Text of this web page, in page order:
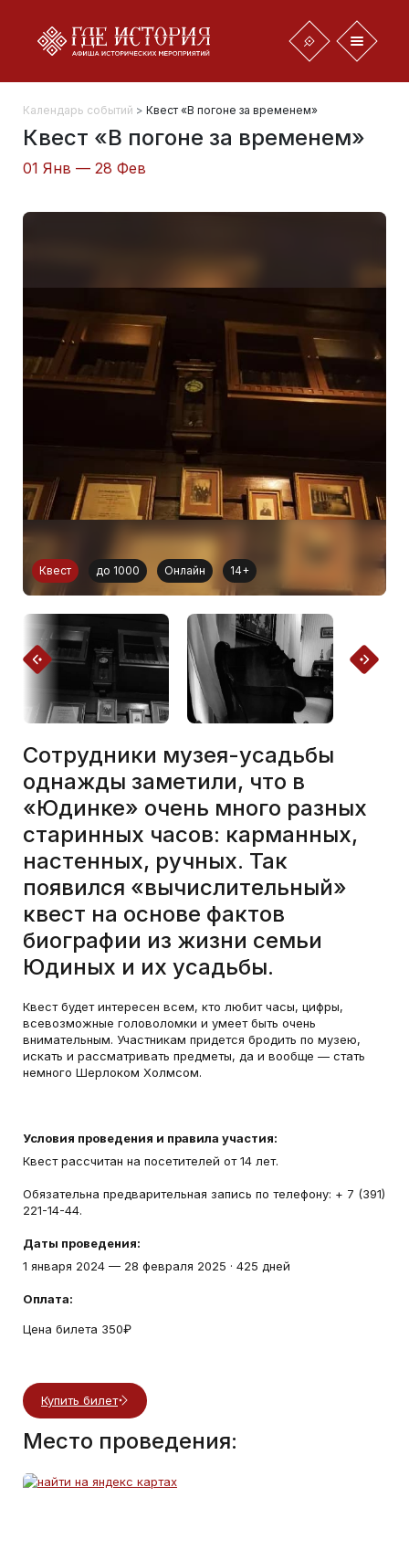
Календарь событий > Квест «В погоне за временем»
Квест «В погоне за временем»
01 Янв — 28 Фев
Квест до 1000 Онлайн 14+
Сотрудники музея-усадьбы
однажды заметили, что в
«Юдинке» очень много разных
старинных часов: карманных,
настенных, ручных. Так
появился «вычислительный»
квест на основе фактов
биографии из жизни семьи
Юдиных и их усадьбы.
Квест будет интересен всем, кто любит часы, цифры,
всевозможные головоломки и умеет быть очень
внимательным. Участникам придется бродить по музею,
искать и рассматривать предметы, да и вообще — стать
немного Шерлоком Холмсом.
Условия проведения и правила участия:
Квест рассчитан на посетителей от 14 лет.
Обязательна предварительная запись по телефону: + 7 (391)
221-14-44.
Даты проведения:
1 января 2024 — 28 февраля 2025 · 425 дней
Оплата:
Цена билета 350₽
Купить билет
Место проведения: